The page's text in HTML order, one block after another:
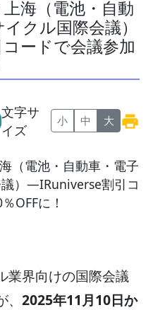
海（電池・自動
クル国際会議）
ードで会議参加
文字サ
イズ
小 中 大
業界向けの国際会議
、 2025年11月10日か